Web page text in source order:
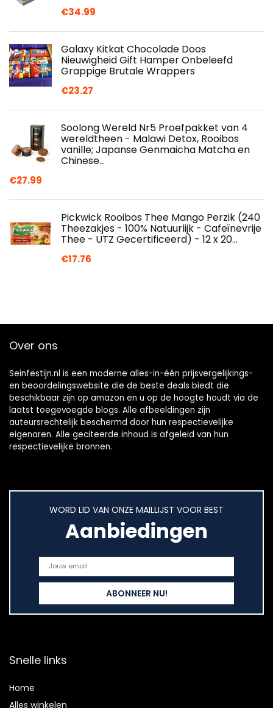
€34.99
Galaxy Kitkat Chocolade Doos
Nieuwigheid Gift Hamper Onbeleefd
Grappige Brutale Wrappers
€23.27
Soolong Wereld Nr5 Proefpakket van 4
wereldtheen - Malawi Detox, Rooibos
vanille; Japanse Genmaicha Matcha en
Chinese…
€27.99
Pickwick Rooibos Thee Mango Perzik (240
Theezakjes - 100% Natuurlijk - Cafeïnevrije
Thee - UTZ Gecertificeerd) - 12 x 20…
€17.76
Over ons
Seinfestijn.nl is een moderne alles-in-één prijsvergelijkings-
en beoordelingswebsite die de beste deals biedt die
beschikbaar zijn op amazon en u op de hoogte houdt via de
laatst toegevoegde blogs. Alle afbeeldingen zijn
auteursrechtelijk beschermd door hun respectievelijke
eigenaren. Alle geciteerde inhoud is afgeleid van hun
respectievelijke bronnen.
WORD LID VAN ONZE MAILLIJST VOOR BEST
Aanbiedingen
Snelle links
Home
Alles winkelen